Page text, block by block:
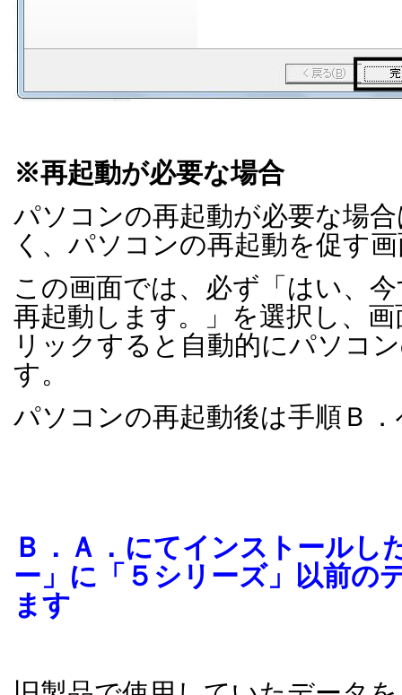
※再起動が必要な場合
パソコンの再起動が必要な場
く、パソコンの再起動を促す
この画面では、必ず「はい、
再起動します。」を選択し、
リックすると自動的にパソコ
す。
パソコンの再起動後は手順Ｂ
Ｂ．Ａ．にてインストールし
ー」に「５シリーズ」以前の
ます